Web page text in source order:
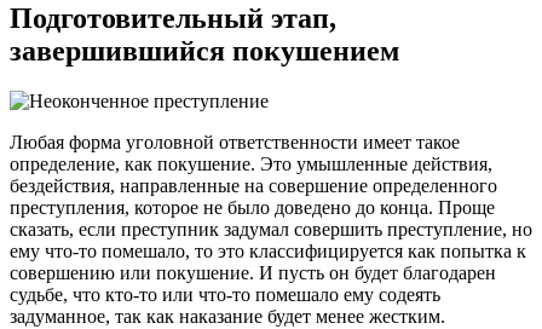
Подготовительный этап,
завершившийся покушением
Любая форма уголовной ответственности имеет такое
определение, как покушение. Это умышленные действия,
бездействия, направленные на совершение определенного
преступления, которое не было доведено до конца. Проще
сказать, если преступник задумал совершить преступление, но
ему что-то помешало, то это классифицируется как попытка к
совершению или покушение. И пусть он будет благодарен
судьбе, что кто-то или что-то помешало ему содеять
задуманное, так как наказание будет менее жестким.